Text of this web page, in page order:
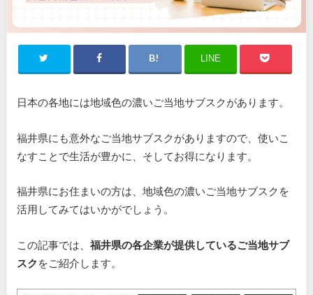
LINE
日本の各地には地域色の濃いご当地サブスクがあります。
福井県にも意外なご当地サブスクがありますので、使いこ
なすことで生活が豊かに、そしてお得になります。
福井県にお住まいの方は、地域色の濃いご当地サブスクを
活用してみてはいかがでしょう。
この記事では、 福井県の各企業が提供しているご当地サブ
スク をご紹介します。